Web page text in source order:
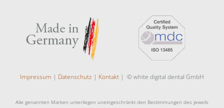
Impressum | Datenschutz | Kontakt | © white digital dental GmbH
Alle genannten Marken unterliegen uneingeschränkt den Bestimmungen des jeweils